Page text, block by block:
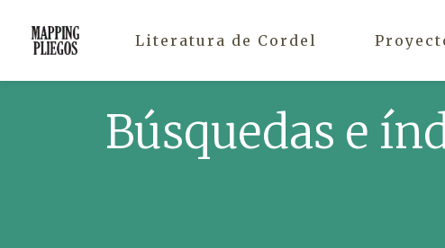
Literatura de Cordel
Búsquedas e